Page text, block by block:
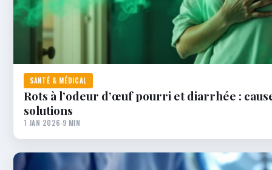
SANTÉ & MÉDICAL
Rots à l’odeur d’œuf pourri et diarrhée :
solutions
1 JAN 2026·9 MIN